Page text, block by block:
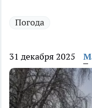
Погода
31 декабря 2025